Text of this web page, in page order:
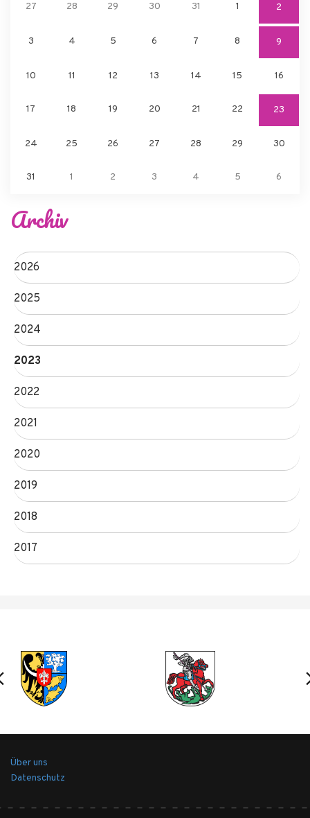
27 28 29 30 31 1 2
3 4 5 6 7 8 9
10 11 12 13 14 15 16
17 18 19 20 21 22 23
24 25 26 27 28 29 30
31 1 2 3 4 5 6
Archiv
2026
2025
2024
2023
2022
2021
2020
2019
2018
2017
Über uns
Datenschutz